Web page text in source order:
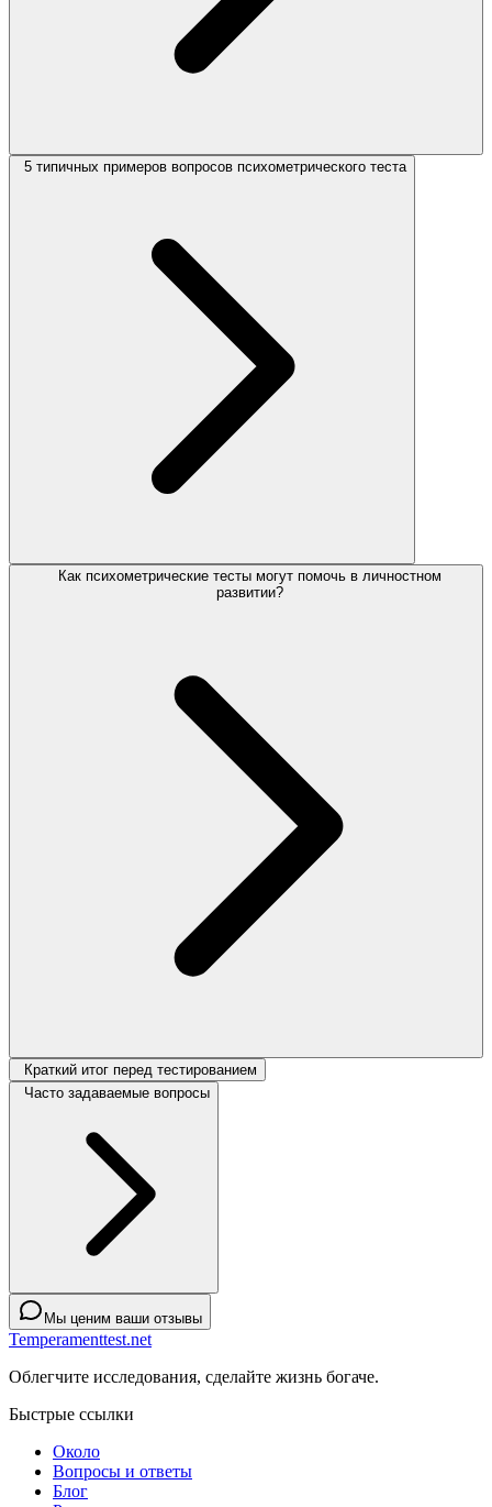
5 типичных примеров вопросов психометрического теста
Как психометрические тесты могут помочь в личностном
развитии?
Краткий итог перед тестированием
Часто задаваемые вопросы
Мы ценим ваши отзывы
Temperamenttest.net
Облегчите исследования, сделайте жизнь богаче.
Быстрые ссылки
Около
Вопросы и ответы
Блог